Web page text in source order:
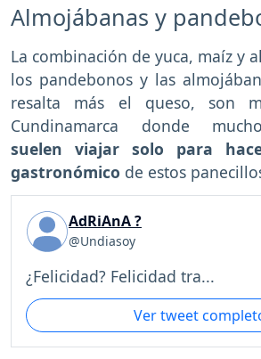
Almojábanas y
La combinación de yuca, maíz y
los pandebonos y las
resalta más el queso, son
Cundinamarca donde
suelen viajar solo para
gastronómico de estos
AdRiAnA ?
@Undiasoy
¿Felicidad? Felicidad tra...
Ver tweet